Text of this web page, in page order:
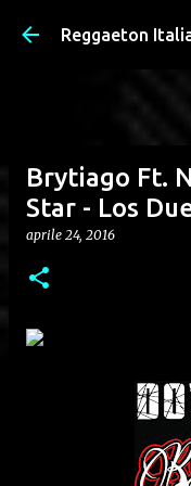
Passa
Reggaeton
Brytiago Ft.
Star - Los
aprile 24, 2016